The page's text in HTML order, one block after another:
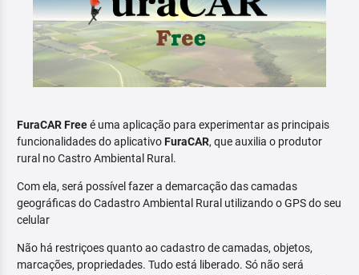
FuraCAR Freeé uma aplicação para experimentar as principais
funcionalidades do aplicativoFuraCAR, que auxilia o produtor
rural no Castro Ambiental Rural.
Com ela, será possível fazer a demarcação das camadas
geográficas do Cadastro Ambiental Rural utilizando o GPS do seu
celular
Não há restriçoes quanto ao cadastro de camadas, objetos,
marcações, propriedades. Tudo está liberado. Só não será